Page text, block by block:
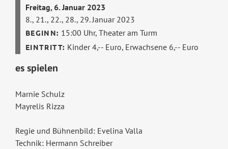
Freitag, 6. Januar 2023
8., 21., 22., 28., 29. Januar 2023
15:00 Uhr,Theater am Turm
Kinder 4,-- Euro, Erwachsene 6,-- Euro
es spielen
Marnie Schulz
Mayrelis Rizza
Regie und Bühnenbild: Evelina Valla
Technik: Hermann Schreiber